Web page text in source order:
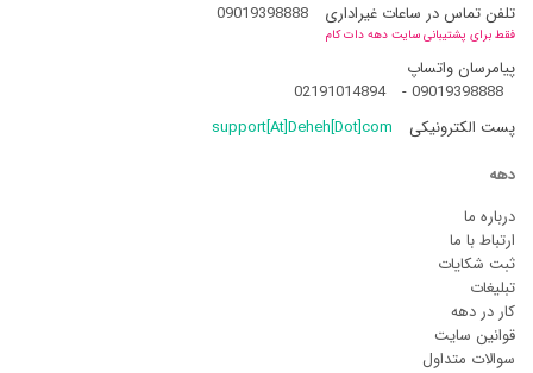
تلفن تماس در ساعات غیراداری 09019398888
فقط برای پشتیبانی سایت دهه دات کام
پیامرسان واتساپ
09019398888
-
02191014894
پست الکترونیکی
support[At]Deheh[Dot]com
دهه
درباره ما
ارتباط با ما
ثبت شکایات
تبلیغات
کار در دهه
قوانین سایت
سوالات متداول